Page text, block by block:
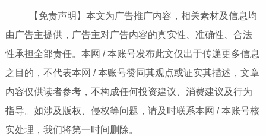
【免责声明】本文为广告推广内容，相关素材及信息均
由广告主提供，广告主对广告内容的真实性、准确性、合法
性承担全部责任。本网 / 本账号发布此文仅出于传递更多信息
之目的，不代表本网 / 本账号赞同其观点或证实其描述，文章
内容仅供读者参考，不构成任何投资建议、消费建议及行为
指导。如涉及版权、侵权等问题，请及时联系本网 / 本账号核
实处理，我们将第一时间删除。